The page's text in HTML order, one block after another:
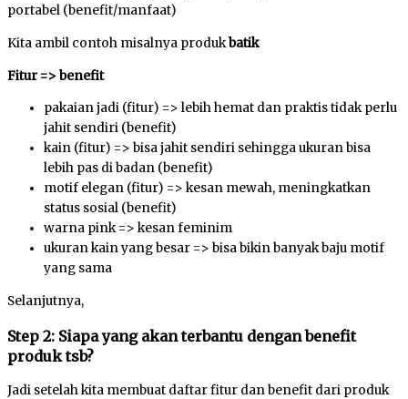
portabel (benefit/manfaat)
Kita ambil contoh misalnya produkbatik
Fitur => benefit
pakaian jadi (fitur) => lebih hemat dan praktis tidak perlu
jahit sendiri (benefit)
kain (fitur) => bisa jahit sendiri sehingga ukuran bisa
lebih pas di badan (benefit)
motif elegan (fitur) => kesan mewah, meningkatkan
status sosial (benefit)
warna pink => kesan feminim
ukuran kain yang besar => bisa bikin banyak baju motif
yang sama
Selanjutnya,
Step 2: Siapa yang akan terbantu dengan benefit
produk tsb?
Jadi setelah kita membuat daftar fitur dan benefit dari produk